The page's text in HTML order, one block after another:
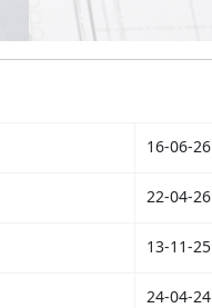
16-06-26
22-04-26
13-11-25
24-04-24